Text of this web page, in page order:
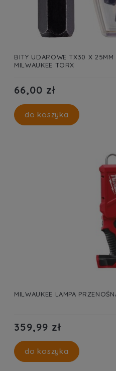
BITY UDAROWE TX30 X
MILWAUKEE TORX
66,00 zł
do koszyka
MILWAUKEE LAMPA
359,99 zł
do koszyka